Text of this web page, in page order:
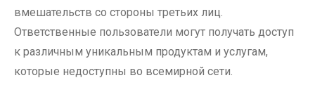
вмешательств со стороны третьих лиц.
Ответственные пользователи могут получать доступ
к различным уникальным продуктам и услугам,
которые недоступны во всемирной сети.